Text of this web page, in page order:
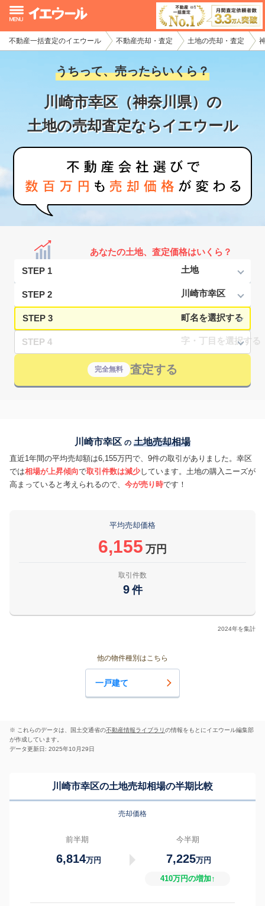
不動産一括査定のイエウール 不動産売却・査定 土地の売却・査定
うちって、売ったらいくら？
川崎市幸区（神奈川県）の
土地の売却査定ならイエウール
あなたの土地、査定価格はいくら？
STEP 1
STEP 2
STEP 3
STEP 4
完全無料 査定する
川崎市幸区 の 土地売却相場
直近1年間の平均売却額は6,155万円で、9件の取引がありました。幸区
では相場が上昇傾向で取引件数は減少しています。土地の購入ニーズが
高まっていると考えられるので、 今が売り時です！
平均売却価格
6,155 万円
取引件数
9 件
2024年を集計
他の物件種別はこちら
一戸建て
※ これらのデータは、国土交通省の不動産情報ライブラリの情報をもとにイエウール編集部
が作成しています。
データ更新日: 2025年10月29日
川崎市幸区の土地売却相場の半期比較
売却価格
前半期
6,814万円
今半期
7,225万円
410万円の増加↑
イエウール加盟希望の不動産会社様
初めての方へ
不動産売却の流れ
不動産の売却・一括査定
家査定シミュレーター
お問い合わせ